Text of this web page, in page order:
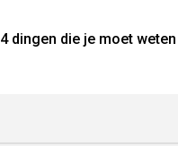
4 dingen die je moet